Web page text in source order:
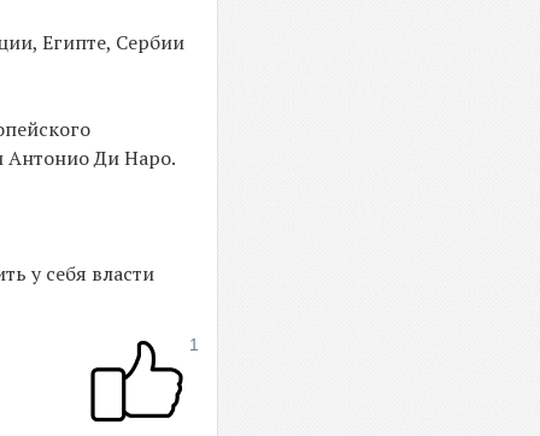
Египте, Сербии
Антонио Ди Наро.
у себя власти
1